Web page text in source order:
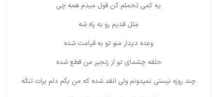
یه کمی تحملم کن قول میدم همه چی
مثل قدیم رو به راه شه
وعده دیدار منو تو به قیامت شده
حلقه چشمای تو از زنجیر من قطع شده
چند روزه نیستی نمیدونم ولی انقد شده که من بگم دلم برات تنگه